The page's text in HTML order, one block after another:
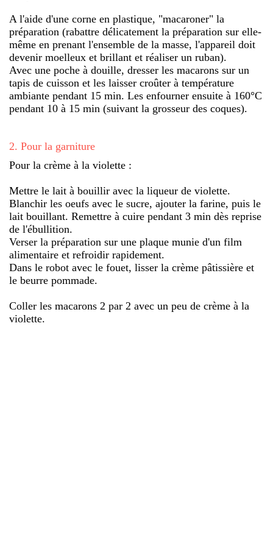
A l'aide d'une corne en plastique, "macaroner" la
préparation (rabattre délicatement la préparation sur elle-
même en prenant l'ensemble de la masse, l'appareil doit
devenir moelleux et brillant et réaliser un ruban).
Avec une poche à douille, dresser les macarons sur un
tapis de cuisson et les laisser croûter à température
ambiante pendant 15 min. Les enfourner ensuite à 160°C
pendant 10 à 15 min (suivant la grosseur des coques).
2. Pour la garniture
Pour la crème à la violette :
Mettre le lait à bouillir avec la liqueur de violette.
Blanchir les oeufs avec le sucre, ajouter la farine, puis le
lait bouillant. Remettre à cuire pendant 3 min dès reprise
de l'ébullition.
Verser la préparation sur une plaque munie d'un film
alimentaire et refroidir rapidement.
Dans le robot avec le fouet, lisser la crème pâtissière et
le beurre pommade.
Coller les macarons 2 par 2 avec un peu de crème à la
violette.